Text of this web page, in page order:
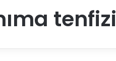
tenfizi